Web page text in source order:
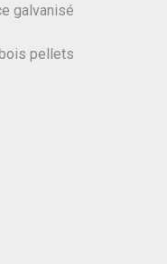
galvanisé
pellets